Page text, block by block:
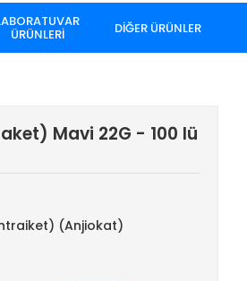
ÜRÜNLERİ DİĞER ÜRÜNLER
Mavi 22G - 100 lü
(Anjiokat)